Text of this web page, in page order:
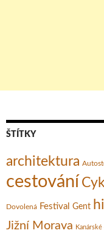
ŠTÍTKY
architektura
cestování
Dovolená Festival Gent
Jižní Morava